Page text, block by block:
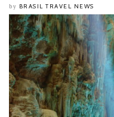
by BRASIL TRAVEL NEWS